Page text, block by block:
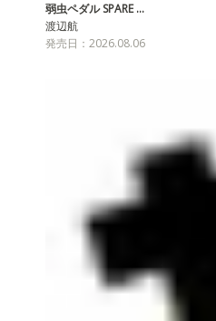
弱虫ペダル SPARE …
渡辺航
発売日：2026.08.06